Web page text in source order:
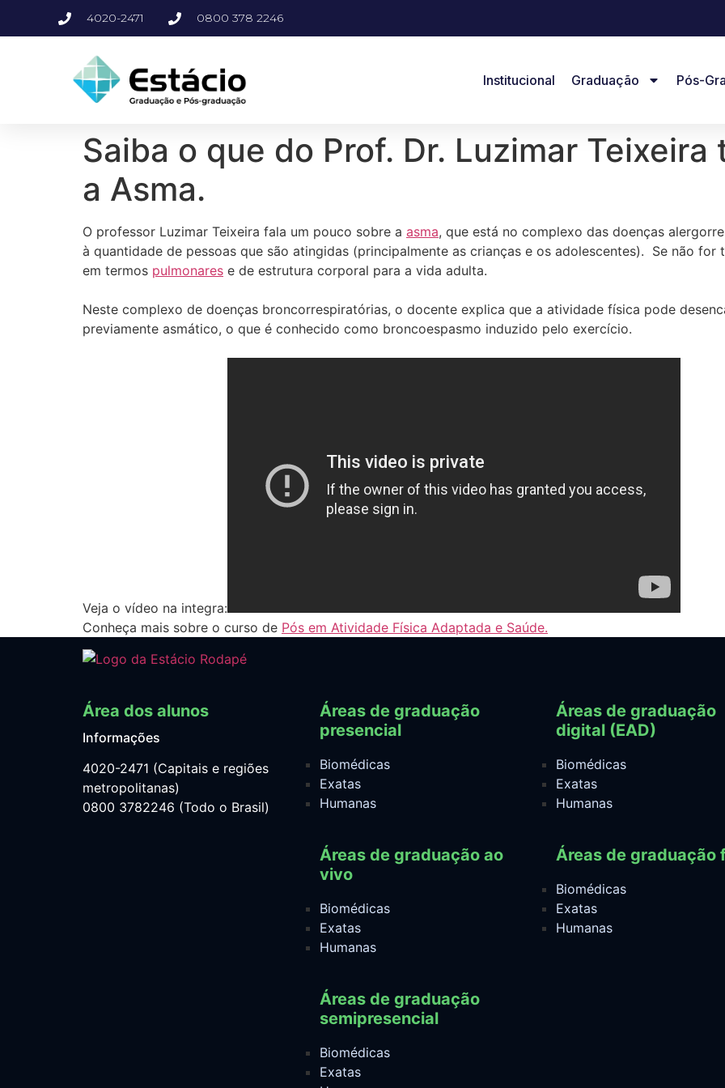
4020-2471 0800 378 2246
Institucional Graduação Pós-
Saiba o que do Prof. Dr. Luzimar
a Asma.
O professor Luzimar Teixeira fala um pouco sobre a asma, que está no complexo das doenças
à quantidade de pessoas que são atingidas (principalmente as crianças e os adolescentes). Se não for
em termos pulmonares e de estrutura corporal para a vida adulta.
Neste complexo de doenças broncorrespiratórias, o docente explica que a atividade física pode
previamente asmático, o que é conhecido como broncoespasmo induzido pelo exercício.
Veja o vídeo na integra:
Conheça mais sobre o curso de Pós em Atividade Física Adaptada e Saúde.
Área dos alunos
Informações
4020-2471 (Capitais e regiões
metropolitanas)
0800 3782246 (Todo o Brasil)
Áreas de graduação
presencial
Biomédicas
Exatas
Humanas
Áreas de graduação ao
vivo
Biomédicas
Exatas
Humanas
Áreas de graduação
semipresencial
Biomédicas
Exatas
Áreas de graduação
digital (EAD)
Biomédicas
Exatas
Humanas
Áreas de graduação
Biomédicas
Exatas
Humanas